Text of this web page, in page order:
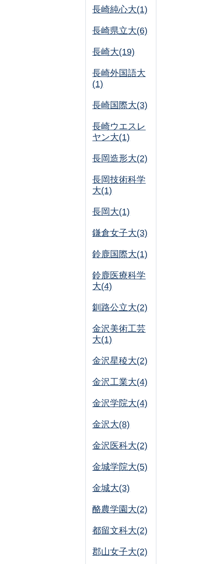
長崎純心大(1)
長崎県立大(6)
長崎大(19)
長崎外国語大
(1)
長崎国際大(3)
長崎ウエスレ
ヤン大(1)
長岡造形大(2)
長岡技術科学
大(1)
長岡大(1)
鎌倉女子大(3)
鈴鹿国際大(1)
鈴鹿医療科学
大(4)
釧路公立大(2)
金沢美術工芸
大(1)
金沢星稜大(2)
金沢工業大(4)
金沢学院大(4)
金沢大(8)
金沢医科大(2)
金城学院大(5)
金城大(3)
酪農学園大(2)
都留文科大(2)
郡山女子大(2)